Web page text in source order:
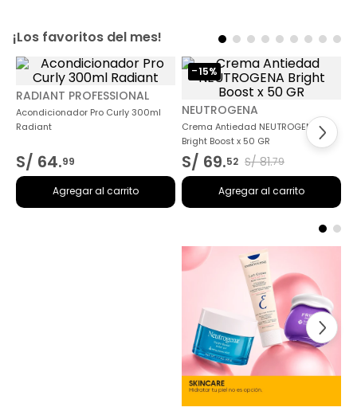
¡Los favoritos del mes!
RADIANT PROFESSIONAL
Acondicionador Pro Curly 300ml
Radiant
S/ 64.99
Agregar al carrito
NEUTROGENA
Crema Antiedad NEUTROGENA
Bright Boost x 50 GR
S/ 69.52 S/ 81.79
-15%
Agregar al carrito